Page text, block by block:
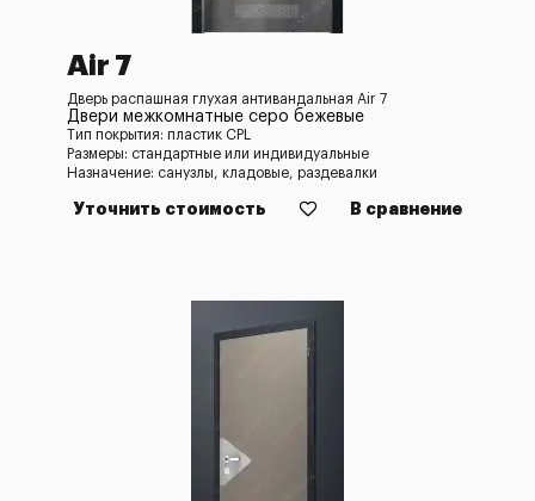
Air 7
Дверь распашная глухая антивандальная Air 7
Двери межкомнатные серо бежевые
Тип покрытия: пластик CPL
Размеры: стандартные или индивидуальные
Назначение: санузлы, кладовые, раздевалки
Уточнить стоимость В сравнение